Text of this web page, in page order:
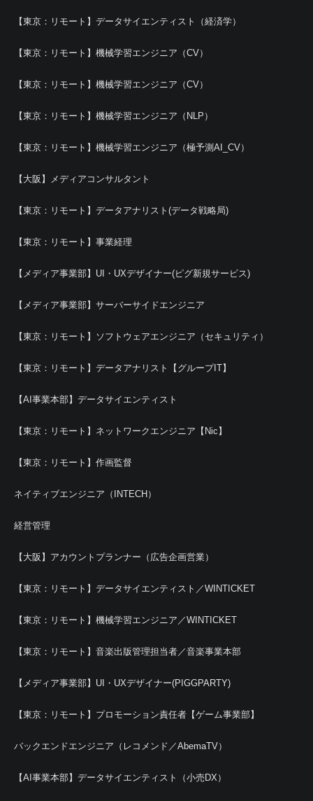
【東京：リモート】データサイエンティスト（経済学）
【東京：リモート】機械学習エンジニア（CV）
【東京：リモート】機械学習エンジニア（CV）
【東京：リモート】機械学習エンジニア（NLP）
【東京：リモート】機械学習エンジニア（極予測AI_CV）
【大阪】メディアコンサルタント
【東京：リモート】データアナリスト(データ戦略局)
【東京：リモート】事業経理
【メディア事業部】UI・UXデザイナー(ピグ新規サービス)
【メディア事業部】サーバーサイドエンジニア
【東京：リモート】ソフトウェアエンジニア（セキュリティ）
【東京：リモート】データアナリスト【グループIT】
【AI事業本部】データサイエンティスト
【東京：リモート】ネットワークエンジニア【Nic】
【東京：リモート】作画監督
ネイティブエンジニア（INTECH）
経営管理
【大阪】アカウントプランナー（広告企画営業）
【東京：リモート】データサイエンティスト／WINTICKET
【東京：リモート】機械学習エンジニア／WINTICKET
【東京：リモート】音楽出版管理担当者／音楽事業本部
【メディア事業部】UI・UXデザイナー(PIGGPARTY)
【東京：リモート】プロモーション責任者【ゲーム事業部】
バックエンドエンジニア（レコメンド／AbemaTV）
【AI事業本部】データサイエンティスト（小売DX）